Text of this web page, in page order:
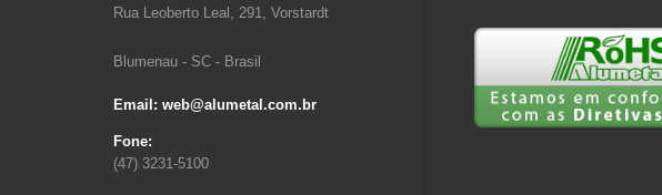
Rua Leoberto Leal, 291, Vorstardt
Blumenau - SC - Brasil
Email: web@alumetal.com.br
Fone:
(47) 3231-5100